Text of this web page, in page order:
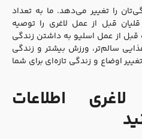
را تغییر می‌دهد. ما به تعداد
قبل از عمل لاغری را توصیه
از عمل اسلیو به داشتن زندگی
سالم‌تر، ورزش بیشتر و زندگی
اوضاع و زندگی تازه‌ای برای شما
اطلاعات